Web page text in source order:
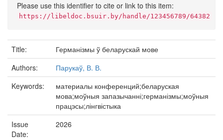
Please use this identifier to cite or link to this item:
https://libeldoc.bsuir.by/handle/123456789/64382
Title:
Германізмы ў беларускай мове
Authors:
Парукаў, В. В.
Keywords:
материалы конференций;беларуская
мова;моўныя запазычанні;германізмы;моўныя
працэсы;лінгвістыка
Issue
Date:
2026